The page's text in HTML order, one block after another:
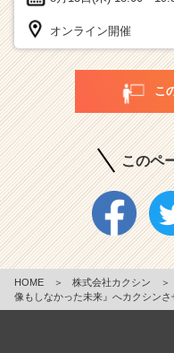
オンライン開催
こ
このペ
HOME ＞ 株式会社カクシン ＞
像もしなかった未来』へカクシンさ